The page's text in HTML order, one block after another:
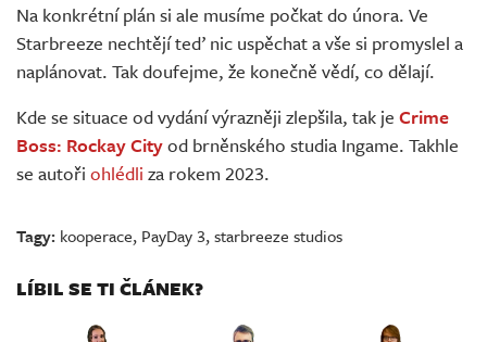
Na konkrétní plán si ale musíme počkat do února. Ve
Starbreeze nechtějí teď nic uspěchat a vše si promyslel a
naplánovat. Tak doufejme, že konečně vědí, co dělají.
Kde se situace od vydání výrazněji zlepšila, tak je Crime
Boss: Rockay Cityod brněnského studia Ingame. Takhle
se autoři ohlédli za rokem 2023.
Tagy: kooperace, PayDay 3,starbreeze studios
LÍBIL SE TI ČLÁNEK?